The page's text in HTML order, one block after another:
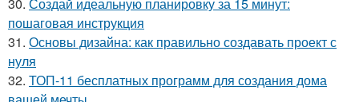
30. Создай идеальную планировку за 15 минут:
пошаговая инструкция
31. Основы дизайна: как правильно создавать проект с
нуля
32. ТОП-11 бесплатных программ для создания дома